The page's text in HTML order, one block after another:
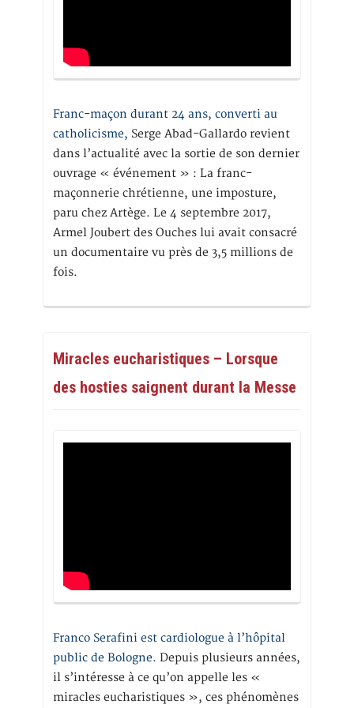
Franc-maçon durant 24 ans, converti au
catholicisme, Serge Abad-Gallardo revient
dans l’actualité avec la sortie de son dernier
ouvrage « événement » : La franc-
maçonnerie chrétienne, une imposture,
paru chez Artège. Le 4 septembre 2017,
Armel Joubert des Ouches lui avait consacré
un documentaire vu près de 3,5 millions de
fois.
Miracles eucharistiques – Lorsque
des hosties saignent durant la Messe
Franco Serafini est cardiologue à l’hôpital
public de Bologne. Depuis plusieurs années,
il s’intéresse à ce qu’on appelle les «
miracles eucharistiques », ces phénomènes